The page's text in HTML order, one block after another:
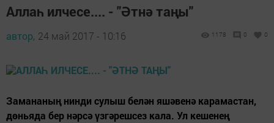
Аллаһ илчесе.... - "Әтнә таңы"
автор, 24 май 2017 - 10:16 1178 0 0
Замананың нинди сулыш белән яшәвенә карамастан,
дөньяда бер нәрсә үзгәрешсез кала. Ул кешенең